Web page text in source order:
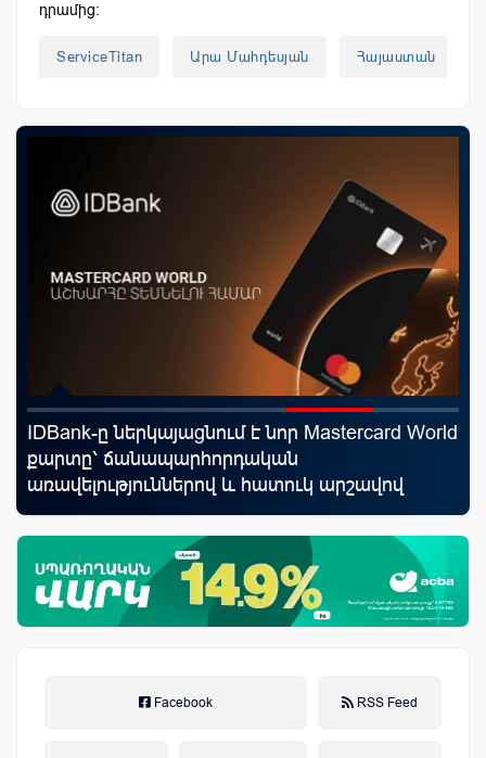
դրամից:
ServiceTitan Արա Մահդեսյան Հայաստան
IDBank-ը ներկայացնում է նոր Mastercard World
քարտը՝ ճանապարհորդական
առավելություններով և հատուկ արշավով
Facebook RSS Feed